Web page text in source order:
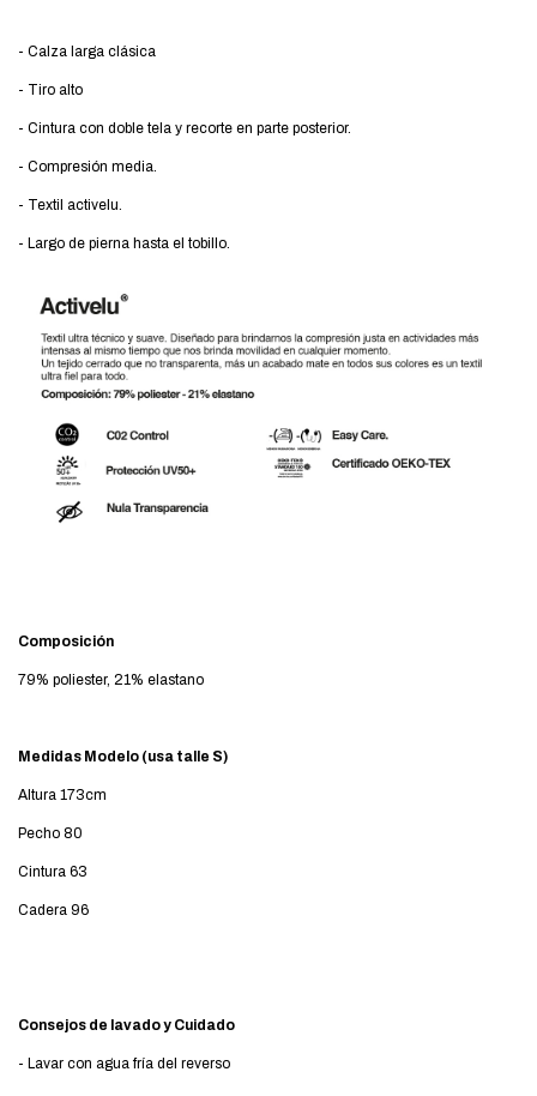
- Calza larga clásica
- Tiro alto
- Cintura con doble tela y recorte en parte posterior.
- Compresión media.
- Textil activelu.
- Largo de pierna hasta el tobillo.
Composición
79% poliester, 21% elastano
Medidas Modelo (usa talle S)
Altura 173cm
Pecho 80
Cintura 63
Cadera 96
Consejos de lavado y Cuidado
- Lavar con agua fría del reverso